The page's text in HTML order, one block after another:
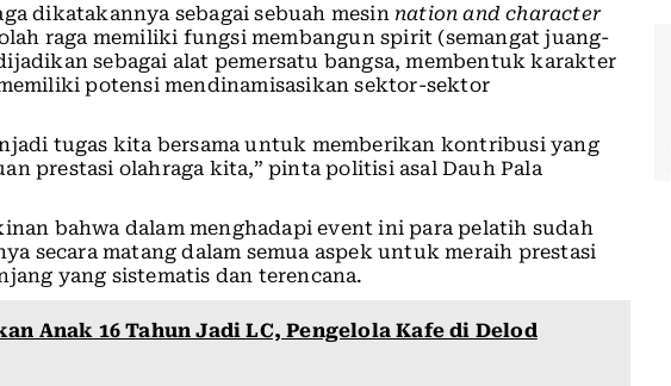
dikatakannya sebagai sebuah mesin nation and character
raga memiliki fungsi membangun spirit (semangat juang-
sebagai alat pemersatu bangsa, membentuk karakter
potensi mendinamisasikan sektor-sektor
tugas kita bersama untuk memberikan kontribusi yang
prestasi olahraga kita,” pinta politisi asal Dauh Pala
bahwa dalam menghadapi event ini para pelatih sudah
secara matang dalam semua aspek untuk meraih prestasi
yang sistematis dan terencana.
Anak 16 Tahun Jadi LC, Pengelola Kafe di Delod